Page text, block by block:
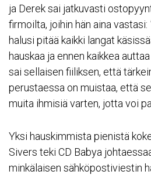
ja Derek sai jatkuvasti
firmoilta, joihin hän aina vastasi:
halusi pitää kaikki langat
hauskaa ja ennen kaikkea
sai sellaisen fiiliksen, että
perustaessa on muistaa, että
muita ihmisiä varten, jotta voi
Yksi hauskimmista pienistä
Sivers teki CD Babya
minkälaisen sähköpostiviestin